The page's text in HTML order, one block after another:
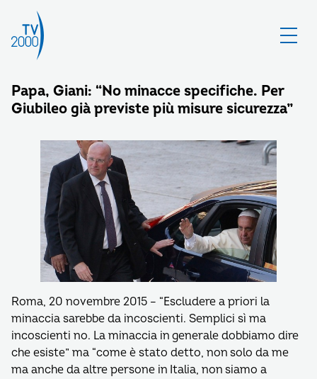
Papa, Giani: “No minacce specifiche. Per
Giubileo già previste più misure sicurezza”
Roma, 20 novembre 2015 – “Escludere a priori la
minaccia sarebbe da incoscienti. Semplici sì ma
incoscienti no. La minaccia in generale dobbiamo dire
che esiste” ma “come è stato detto, non solo da me
ma anche da altre persone in Italia, non siamo a